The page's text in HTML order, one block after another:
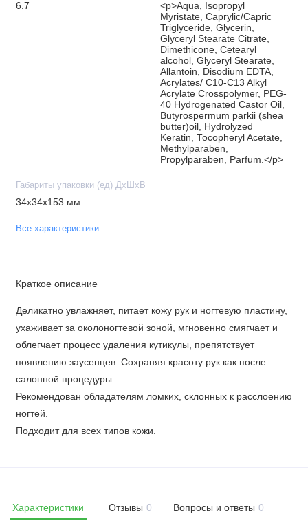
6.7
<p>Aqua, Isopropyl
Myristate, Caprylic/Capric
Triglyceride, Glycerin,
Glyceryl Stearate Citrate,
Dimethicone, Cetearyl
alcohol, Glyceryl Stearate,
Allantoin, Disodium EDTA,
Acrylates/ C10-C13 Alkyl
Acrylate Crosspolymer, PEG-
40 Hydrogenated Castor Oil,
Butyrospermum parkii (shea
butter)oil, Hydrolyzed
Keratin, Tocopheryl Acetate,
Methylparaben,
Propylparaben, Parfum.</p>
Габариты упаковки (ед) ДхШхВ
34x34x153 мм
Все характеристики
Краткое описание
Деликатно увлажняет, питает кожу рук и ногтевую пластину,
ухаживает за околоногтевой зоной, мгновенно смягчает и
облегчает процесс удаления кутикулы, препятствует
появлению заусенцев. Сохраняя красоту рук как после
салонной процедуры.
Рекомендован обладателям ломких, склонных к расслоению
ногтей.
Подходит для всех типов кожи.
Характеристики Отзывы 0 Вопросы и ответы 0